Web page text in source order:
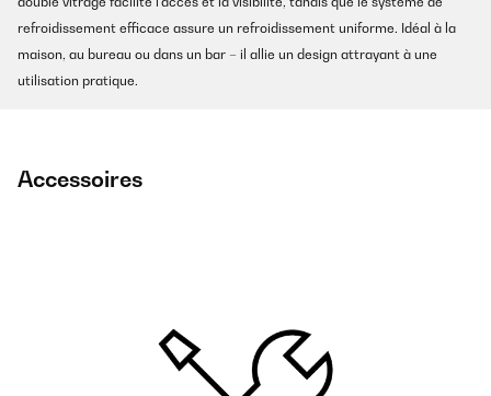
refroidissement efficace assure un refroidissement uniforme. Idéal à la
maison, au bureau ou dans un bar – il allie un design attrayant à une
utilisation pratique.
Accessoires